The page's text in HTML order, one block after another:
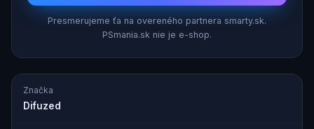
Presmerujeme ťa na overeného partnera smarty.sk.
PSmania.sk nie je e-shop.
Značka
Difuzed